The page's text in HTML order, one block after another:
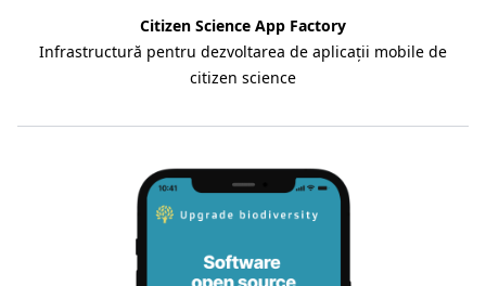
Citizen Science App Factory
Infrastructură pentru dezvoltarea de aplicații mobile de
citizen science